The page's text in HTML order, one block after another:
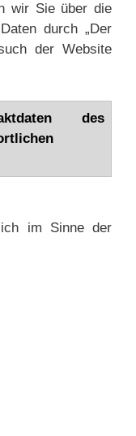
wir Sie über die
durch „Der
der Website
des
im Sinne der